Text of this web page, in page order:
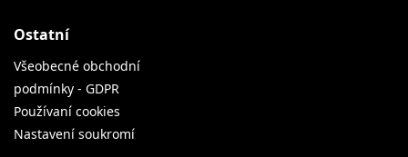
Ostatní
Všeobecné obchodní
podmínky - GDPR
Používaní cookies
Nastavení soukromí